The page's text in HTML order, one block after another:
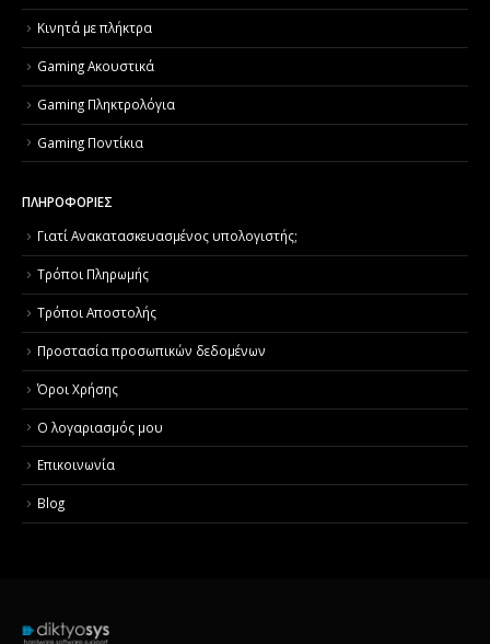
Κινητά με πλήκτρα
Gaming Ακουστικά
Gaming Πληκτρολόγια
Gaming Ποντίκια
ΠΛΗΡΟΦΟΡΙΕΣ
Γιατί Aνακατασκευασμένος υπολογιστής;
Τρόποι Πληρωμής
Τρόποι Αποστολής
Προστασία προσωπικών δεδομένων
Όροι Χρήσης
Ο λογαριασμός μου
Επικοινωνία
Blog